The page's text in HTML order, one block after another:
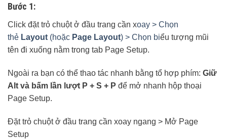
Bước 1:
Click đặt trỏ chuột ở đầu trang cần xoay > Chọn
thẻ Layout (hoặc Page Layout) > Chọn biểu tượng mũi
tên đi xuống nằm trong tab Page Setup.
Ngoài ra bạn có thể thao tác nhanh bằng tổ hợp phím: Giữ
Alt và bấm lần lượt P + S + P để mở nhanh hộp thoại
Page Setup.
Đặt trỏ chuột ở đầu trang cần xoay ngang > Mở Page
Setup